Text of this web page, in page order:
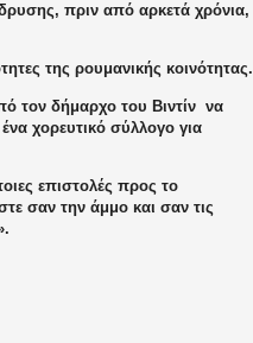
πριν από αρκετά χρόνια,
της ρουμανικής κοινότητας.
τον δήμαρχο του Βιντίν να
ένα χορευτικό σύλλογο για
επιστολές προς το
σαν την άμμο και σαν τις